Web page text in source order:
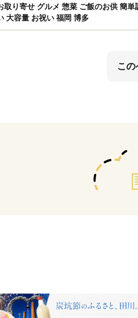
取り寄せ グルメ 惣菜 ご飯のお供 簡
大容量 お祝い 福岡 博多
こ